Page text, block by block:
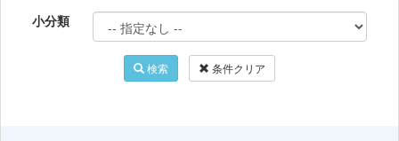
小分類
検索 条件クリア